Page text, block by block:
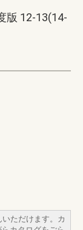
版 12-13(14-
ただけます。カ